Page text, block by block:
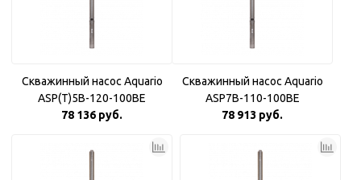
Скважинный насос Aquario
ASP(T)5B-120-100BE
78 136 руб.
Скважинный насос Aquario
ASP7B-110-100BE
78 913 руб.